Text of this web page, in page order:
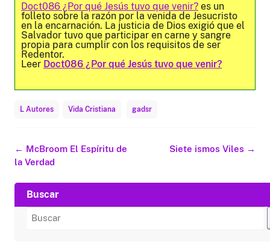
Doct086 ¿Por qué Jesús tuvo que venir? es un
folleto sobre la razón por la venida de Jesucristo
en la encarnación. La justicia de Dios exigió que el
Salvador tuvo que participar en carne y sangre
propia para cumplir con los requisitos de ser
Redentor.
Leer Doct086 ¿Por qué Jesús tuvo que venir?
L Autores Vida Cristiana gadsr
Navegación
de
← McBroom El Espíritu de
la Verdad
Siete ismos Viles →
Buscar
Buscar